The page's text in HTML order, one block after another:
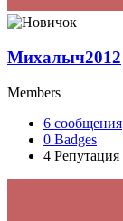
Михалыч2012
Members
6 сообщения
0 Badges
4 Репутация